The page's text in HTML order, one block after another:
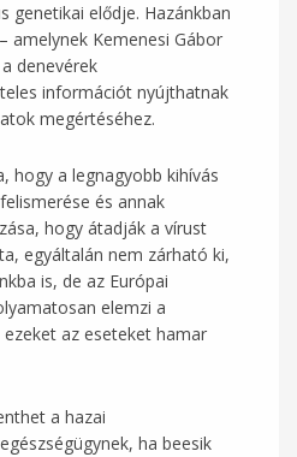
genetikai elődje. Hazánkban
amelynek Kemenesi Gábor
denevérek
információt nyújthatnak
megértéséhez.
hogy a legnagyobb kihívás
és annak
hogy átadják a vírust
egyáltalán nem zárható ki,
is, de az Európai
elemzi a
az eseteket hamar
a hazai
ha beesik